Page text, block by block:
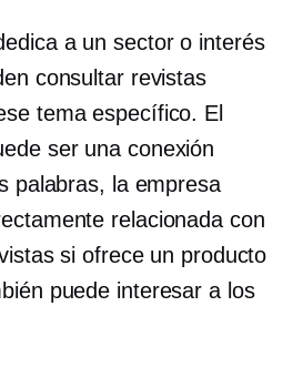
a un sector o interés
consultar revistas
tema específico. El
ser una conexión
palabras, la empresa
relacionada con
si ofrece un producto
puede interesar a los